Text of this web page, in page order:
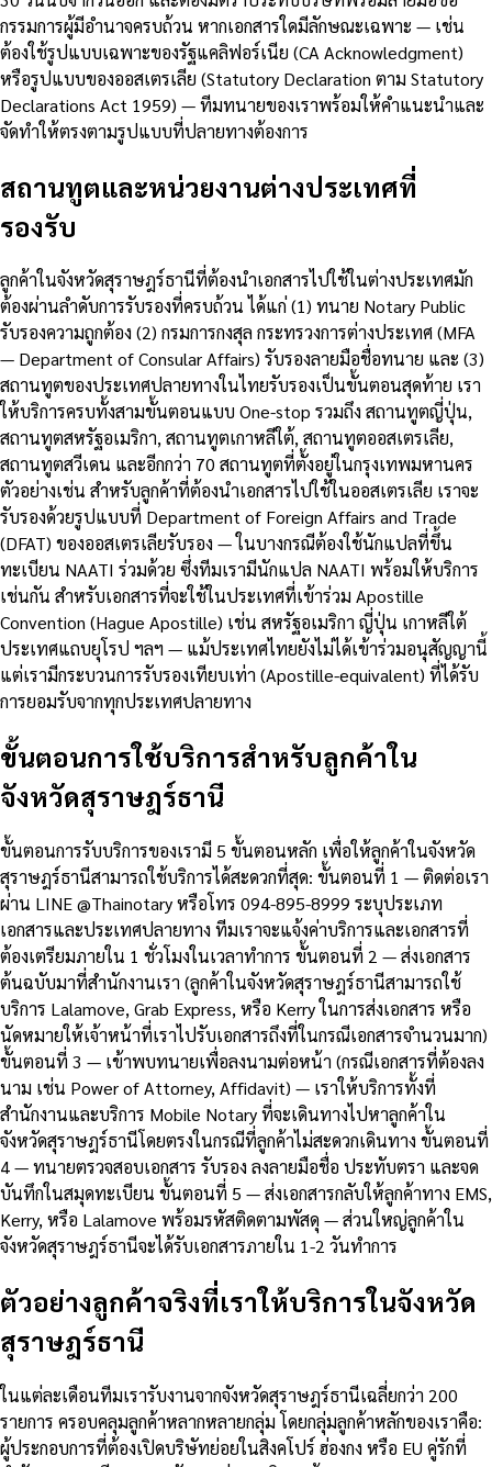
กรรมการผู้มีอำนาจครบถ้วน หากเอกสารใดมีลักษณะเฉพาะ — เช่น
ต้องใช้รูปแบบเฉพาะของรัฐแคลิฟอร์เนีย (CA Acknowledgment)
หรือรูปแบบของออสเตรเลีย (Statutory Declaration ตาม Statutory
Declarations Act 1959) — ทีมทนายของเราพร้อมให้คำแนะนำและ
จัดทำให้ตรงตามรูปแบบที่ปลายทางต้องการ
สถานทูตและหน่วยงานต่างประเทศที่
รองรับ
ลูกค้าในจังหวัดสุราษฎร์ธานีที่ต้องนำเอกสารไปใช้ในต่างประเทศมัก
ต้องผ่านลำดับการรับรองที่ครบถ้วน ได้แก่ (1) ทนาย Notary Public
รับรองความถูกต้อง (2) กรมการกงสุล กระทรวงการต่างประเทศ (MFA
— Department of Consular Affairs) รับรองลายมือชื่อทนาย และ (3)
สถานทูตของประเทศปลายทางในไทยรับรองเป็นขั้นตอนสุดท้าย เรา
ให้บริการครบทั้งสามขั้นตอนแบบ One-stop รวมถึง สถานทูตญี่ปุ่น,
สถานทูตสหรัฐอเมริกา, สถานทูตเกาหลีใต้, สถานทูตออสเตรเลีย,
สถานทูตสวีเดน และอีกกว่า 70 สถานทูตที่ตั้งอยู่ในกรุงเทพมหานคร
ตัวอย่างเช่น สำหรับลูกค้าที่ต้องนำเอกสารไปใช้ในออสเตรเลีย เราจะ
รับรองด้วยรูปแบบที่ Department of Foreign Affairs and Trade
(DFAT) ของออสเตรเลียรับรอง — ในบางกรณีต้องใช้นักแปลที่ขึ้น
ทะเบียน NAATI ร่วมด้วย ซึ่งทีมเรามีนักแปล NAATI พร้อมให้บริการ
เช่นกัน สำหรับเอกสารที่จะใช้ในประเทศที่เข้าร่วม Apostille
Convention (Hague Apostille) เช่น สหรัฐอเมริกา ญี่ปุ่น เกาหลีใต้
ประเทศแถบยุโรป ฯลฯ — แม้ประเทศไทยยังไม่ได้เข้าร่วมอนุสัญญานี้
แต่เรามีกระบวนการรับรองเทียบเท่า (Apostille-equivalent) ที่ได้รับ
การยอมรับจากทุกประเทศปลายทาง
ขั้นตอนการใช้บริการสำหรับลูกค้าใน
จังหวัดสุราษฎร์ธานี
ขั้นตอนการรับบริการของเรามี 5 ขั้นตอนหลัก เพื่อให้ลูกค้าในจังหวัด
สุราษฎร์ธานีสามารถใช้บริการได้สะดวกที่สุด: ขั้นตอนที่ 1 — ติดต่อเรา
ผ่าน LINE @Thainotary หรือโทร 094-895-8999 ระบุประเภท
เอกสารและประเทศปลายทาง ทีมเราจะแจ้งค่าบริการและเอกสารที่
ต้องเตรียมภายใน 1 ชั่วโมงในเวลาทำการ ขั้นตอนที่ 2 — ส่งเอกสาร
ต้นฉบับมาที่สำนักงานเรา (ลูกค้าในจังหวัดสุราษฎร์ธานีสามารถใช้
บริการ Lalamove, Grab Express, หรือ Kerry ในการส่งเอกสาร หรือ
นัดหมายให้เจ้าหน้าที่เราไปรับเอกสารถึงที่ในกรณีเอกสารจำนวนมาก)
ขั้นตอนที่ 3 — เข้าพบทนายเพื่อลงนามต่อหน้า (กรณีเอกสารที่ต้องลง
นาม เช่น Power of Attorney, Affidavit) — เราให้บริการทั้งที่
สำนักงานและบริการ Mobile Notary ที่จะเดินทางไปหาลูกค้าใน
จังหวัดสุราษฎร์ธานีโดยตรงในกรณีที่ลูกค้าไม่สะดวกเดินทาง ขั้นตอนที่
4 — ทนายตรวจสอบเอกสาร รับรอง ลงลายมือชื่อ ประทับตรา และจด
บันทึกในสมุดทะเบียน ขั้นตอนที่ 5 — ส่งเอกสารกลับให้ลูกค้าทาง EMS,
Kerry, หรือ Lalamove พร้อมรหัสติดตามพัสดุ — ส่วนใหญ่ลูกค้าใน
จังหวัดสุราษฎร์ธานีจะได้รับเอกสารภายใน 1-2 วันทำการ
ตัวอย่างลูกค้าจริงที่เราให้บริการในจังหวัด
สุราษฎร์ธานี
ในแต่ละเดือนทีมเรารับงานจากจังหวัดสุราษฎร์ธานีเฉลี่ยกว่า 200
รายการ ครอบคลุมลูกค้าหลากหลายกลุ่ม โดยกลุ่มลูกค้าหลักของเราคือ:
ผู้ประกอบการที่ต้องเปิดบริษัทย่อยในสิงคโปร์ ฮ่องกง หรือ EU คู่รักที่